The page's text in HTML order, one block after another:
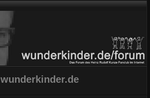
wunderkinder.de